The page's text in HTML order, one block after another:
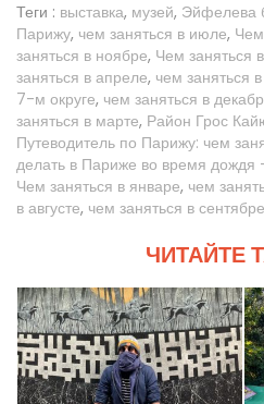
Теги : выставка, музей, Эйфелева
Парижу, чем заняться в июле,
заняться в ноябре, Чем заняться
заняться в апреле, чем заняться
7-м округе, чем заняться в
заняться в марте, Район Грос
Путеводитель по Парижу: чем
делать в Париже во время дождя
Чем заняться в январе, чем
в августе, чем заняться в сентябре
ЧИТАЙТЕ